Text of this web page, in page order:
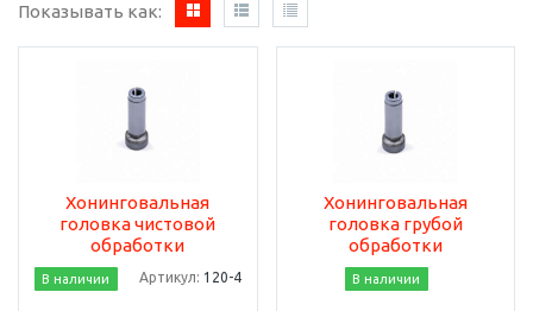
Показывать как:
Хонинговальная
головка чистовой
обработки
В наличии Артикул: 120-4
Хонинговальная
головка грубой
обработки
В наличии